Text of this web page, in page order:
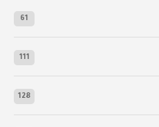
61
111
128